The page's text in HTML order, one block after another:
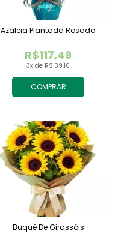
COMPRAR
3x de R$ 39,16
R$117,49
Azaleia Plantada Rosada
Buquê De Girassóis